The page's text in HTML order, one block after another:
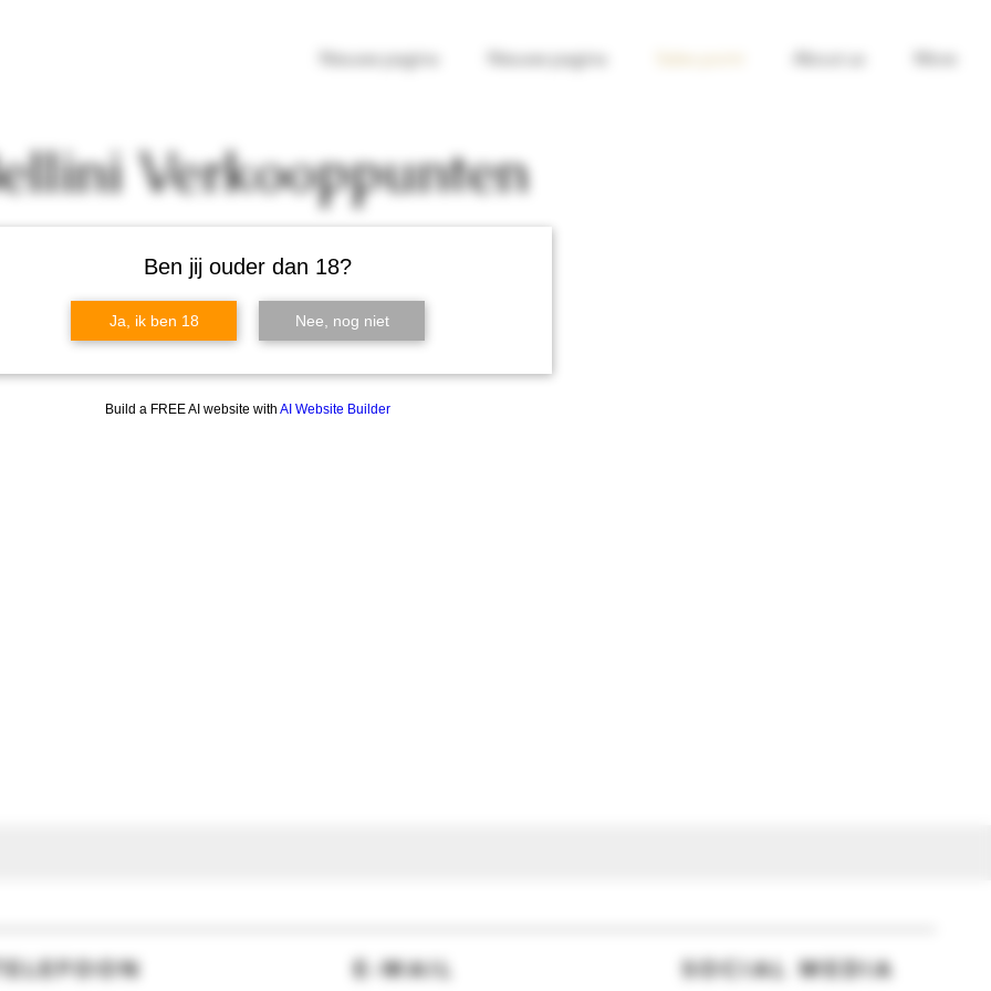
Ben jij ouder dan 18?
Ja, ik ben 18 Nee, nog niet
Build a FREE AI website with AI Website Builder
Nieuwe pagina Nieuwe pagina
Verkooppunten
E-MAIL SOCIAL MEDIA